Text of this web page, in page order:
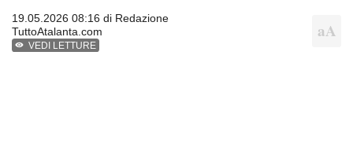
19.05.2026 08:16 di Redazione
TuttoAtalanta.com
VEDI LETTURE